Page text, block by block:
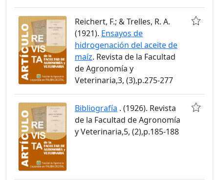
Reichert, F.; & Trelles, R. A.
(1921). Ensayos de
hidrogenación del aceite de
maíz. Revista de la Facultad
de Agronomía y
Veterinaria,3, (3),p.275-277
Bibliografía . (1926). Revista
de la Facultad de Agronomía
y Veterinaria,5, (2),p.185-188